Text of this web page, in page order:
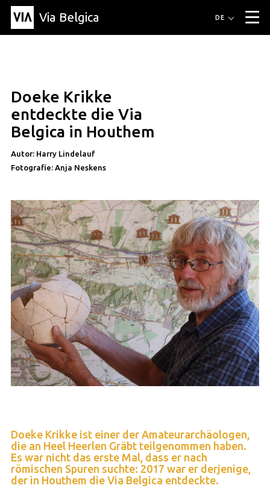
Via Belgica ▼
Über Via Belgica
Über Via Belgica
Forschung
Ausbildung
Freunde
Der Reiseführer
Organisation
DE
artikel
Doeke Krikke
entdeckte die Via
Belgica in Houthem
Autor: Harry Lindelauf
Fotografie: Anja Neskens
Doeke Krikke ist einer der Amateurarchäologen,
die an Heel Heerlen Gräbt teilgenommen haben.
Es war nicht das erste Mal, dass er nach
römischen Spuren suchte: 2017 war er derjenige,
der in Houthem die Via Belgica entdeckte.